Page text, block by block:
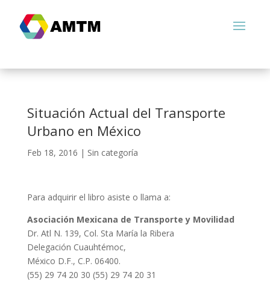
Situación Actual del Transporte
Urbano en México
Feb 18, 2016 | Sin categoría
Para adquirir el libro asiste o llama a:
Asociación Mexicana de Transporte y Movilidad
Dr. Atl N. 139, Col. Sta María la Ribera
Delegación Cuauhtémoc,
México D.F., C.P. 06400.
(55) 29 74 20 30 (55) 29 74 20 31